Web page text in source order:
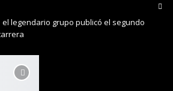
el legendario grupo publicó el segundo